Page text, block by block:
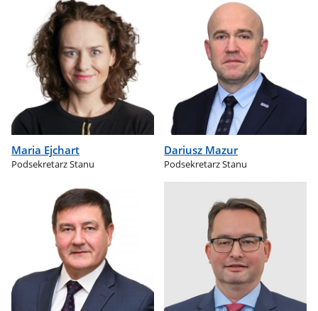
Maria Ejchart
Podsekretarz Stanu
Dariusz Mazur
Podsekretarz Stanu